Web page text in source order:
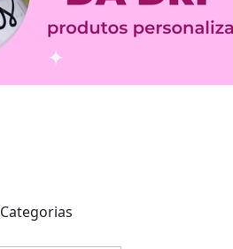
Categorias